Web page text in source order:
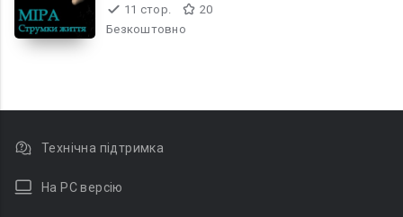
11 стор.
20
Безкоштовно
Технічна підтримка
На PC версію